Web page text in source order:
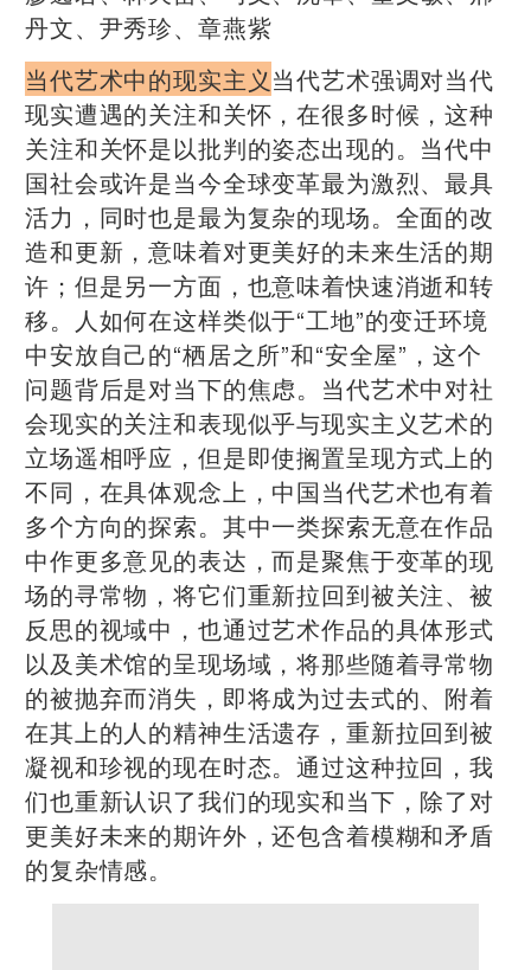
丹文、尹秀珍、章燕紫
当代艺术中的现实主义当代艺术强调对当代
现实遭遇的关注和关怀，在很多时候，这种
关注和关怀是以批判的姿态出现的。当代中
国社会或许是当今全球变革最为激烈、最具
活力，同时也是最为复杂的现场。全面的改
造和更新，意味着对更美好的未来生活的期
许；但是另一方面，也意味着快速消逝和转
移。人如何在这样类似于“工地”的变迁环境
中安放自己的“栖居之所”和“安全屋”，这个
问题背后是对当下的焦虑。当代艺术中对社
会现实的关注和表现似乎与现实主义艺术的
立场遥相呼应，但是即使搁置呈现方式上的
不同，在具体观念上，中国当代艺术也有着
多个方向的探索。其中一类探索无意在作品
中作更多意见的表达，而是聚焦于变革的现
场的寻常物，将它们重新拉回到被关注、被
反思的视域中，也通过艺术作品的具体形式
以及美术馆的呈现场域，将那些随着寻常物
的被抛弃而消失，即将成为过去式的、附着
在其上的人的精神生活遗存，重新拉回到被
凝视和珍视的现在时态。通过这种拉回，我
们也重新认识了我们的现实和当下，除了对
更美好未来的期许外，还包含着模糊和矛盾
的复杂情感。